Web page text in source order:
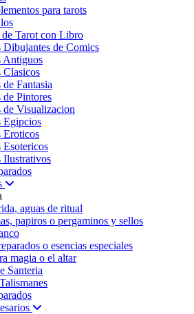
para tarots
de Tarot con Libro
Dibujantes de Comics
Antiguos
Clasicos
de Fantasia
de Pintores
de Visualizacion
Egipcios
Eroticos
Esotericos
Ilustrativos
aguas de ritual
papiros o pergaminos y sellos
o esencias especiales
magia o el altar
Santeria